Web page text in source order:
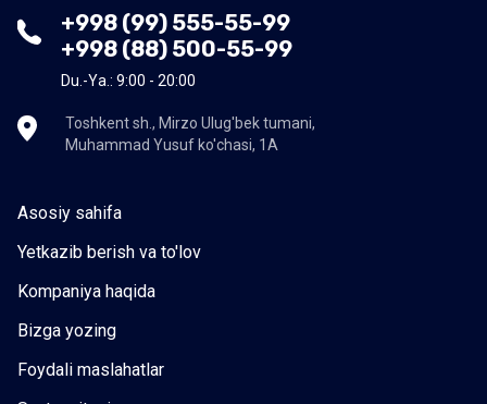
+998 (99) 555-55-99
+998 (88) 500-55-99
Du.-Ya.: 9:00 - 20:00
Toshkent sh., Mirzo Ulug'bek tumani,
Muhammad Yusuf ko'chasi, 1A
Asosiy sahifa
Yetkazib berish va to'lov
Kompaniya haqida
Bizga yozing
Foydali maslahatlar